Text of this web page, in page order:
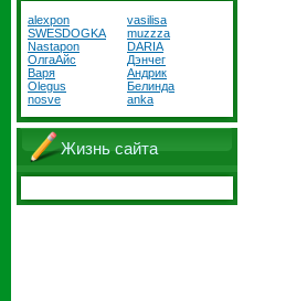
alexpon
vasilisa
SWESDOGKA
muzzza
Nastapon
DARIA
ОлгаАйс
Дэнчег
Варя
Андрик
Olegus
Белинда
nosve
anka
Жизнь сайта